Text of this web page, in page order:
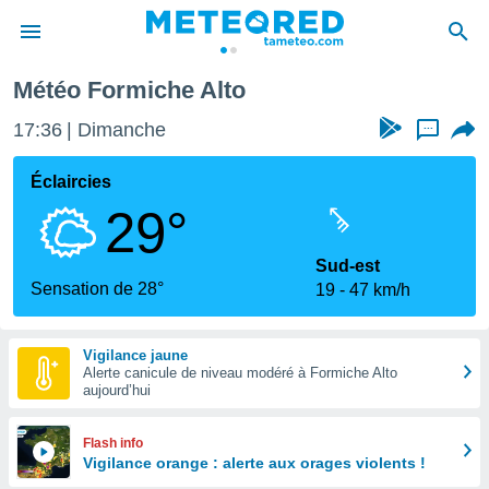
de
Météo Formiche Alto
17:36 Dimanche ...
Éclaircies
29°
Sensation de 28°
Sud-est
19
47 km/h
Vigilance jaune
Alerte canicule de niveau modéré à Formiche Alto
aujourd’hui
Flash info
Vigilance orange : alerte aux orages violents !